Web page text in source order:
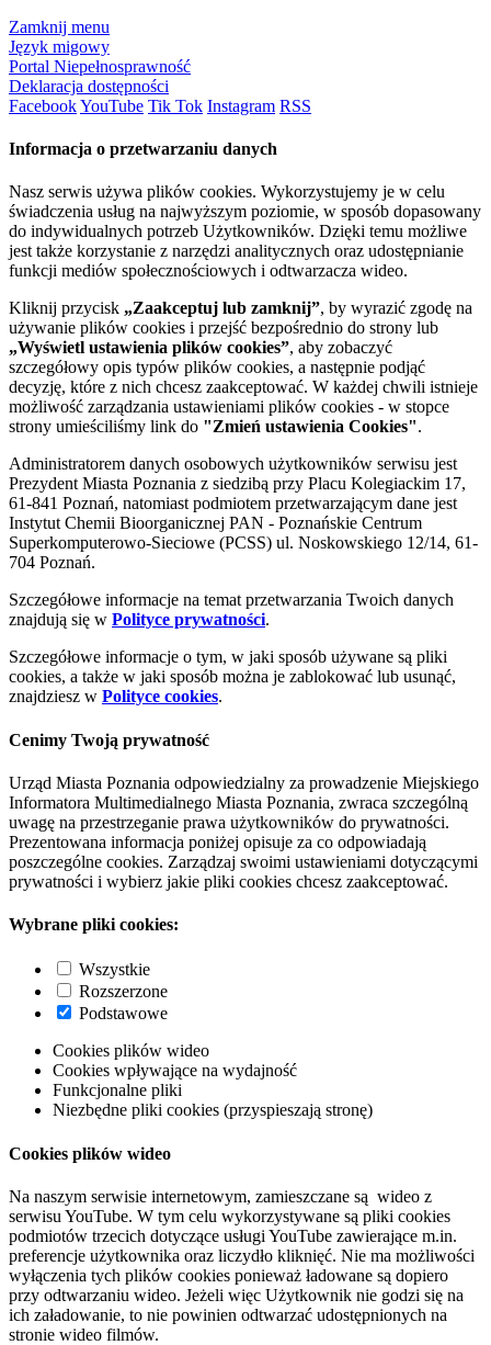
Zamknij menu
Język migowy
Portal Niepełnosprawność
Deklaracja dostępności
FacebookYouTube Tik Tok Instagram RSS
Informacja o przetwarzaniu danych
Nasz serwis używa plików cookies. Wykorzystujemy je w celu
świadczenia usług na najwyższym poziomie, w sposób dopasowany
do indywidualnych potrzeb Użytkowników. Dzięki temu możliwe
jest także korzystanie z narzędzi analitycznych oraz udostępnianie
funkcji mediów społecznościowych i odtwarzacza wideo.
Kliknij przycisk „Zaakceptuj lub zamknij”, by wyrazić zgodę na
używanie plików cookies i przejść bezpośrednio do strony lub
„Wyświetl ustawienia plików cookies”, aby zobaczyć
szczegółowy opis typów plików cookies, a następnie podjąć
decyzję, które z nich chcesz zaakceptować. W każdej chwili istnieje
możliwość zarządzania ustawieniami plików cookies - w stopce
strony umieściliśmy link do "Zmień ustawienia Cookies".
Administratorem danych osobowych użytkowników serwisu jest
Prezydent Miasta Poznania z siedzibą przy Placu Kolegiackim 17,
61-841 Poznań, natomiast podmiotem przetwarzającym dane jest
Instytut Chemii Bioorganicznej PAN - Poznańskie Centrum
Superkomputerowo-Sieciowe (PCSS) ul. Noskowskiego 12/14, 61-
704 Poznań.
Szczegółowe informacje na temat przetwarzania Twoich danych
znajdują się w Polityce prywatności.
Szczegółowe informacje o tym, w jaki sposób używane są pliki
cookies, a także w jaki sposób można je zablokować lub usunąć,
znajdziesz w Polityce cookies.
Cenimy Twoją prywatność
Urząd Miasta Poznania odpowiedzialny za prowadzenie Miejskiego
Informatora Multimedialnego Miasta Poznania, zwraca szczególną
uwagę na przestrzeganie prawa użytkowników do prywatności.
Prezentowana informacja poniżej opisuje za co odpowiadają
poszczególne cookies. Zarządzaj swoimi ustawieniami dotyczącymi
prywatności i wybierz jakie pliki cookies chcesz zaakceptować.
Wybrane pliki cookies:
Wszystkie
Rozszerzone
Podstawowe
Cookies plików wideo
Cookies wpływające na wydajność
Funkcjonalne pliki
Niezbędne pliki cookies (przyspieszają stronę)
Cookies plików wideo
Na naszym serwisie internetowym, zamieszczane są wideo z
serwisu YouTube. W tym celu wykorzystywane są pliki cookies
podmiotów trzecich dotyczące usługi YouTube zawierające m.in.
preferencje użytkownika oraz liczydło kliknięć. Nie ma możliwości
wyłączenia tych plików cookies ponieważ ładowane są dopiero
przy odtwarzaniu wideo. Jeżeli więc Użytkownik nie godzi się na
ich załadowanie, to nie powinien odtwarzać udostępnionych na
stronie wideo filmów.